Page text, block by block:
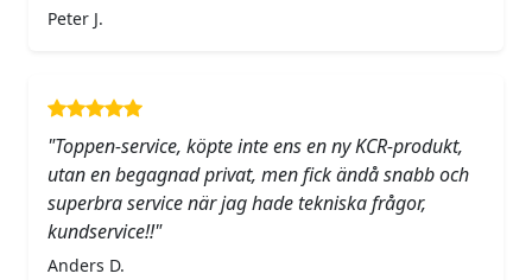
Peter J.
"Toppen-service, köpte inte ens en ny KCR-produkt,
utan en begagnad privat, men fick ändå snabb och
superbra service när jag hade tekniska frågor,
kundservice!!"
Anders D.